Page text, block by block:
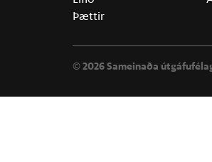
Þættir
©2026 Sameinaða